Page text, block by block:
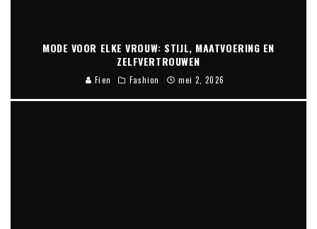
MODE VOOR ELKE VROUW: STIJL, MAATVOERING EN
ZELFVERTROUWEN
Fien Fashion mei 2, 2026